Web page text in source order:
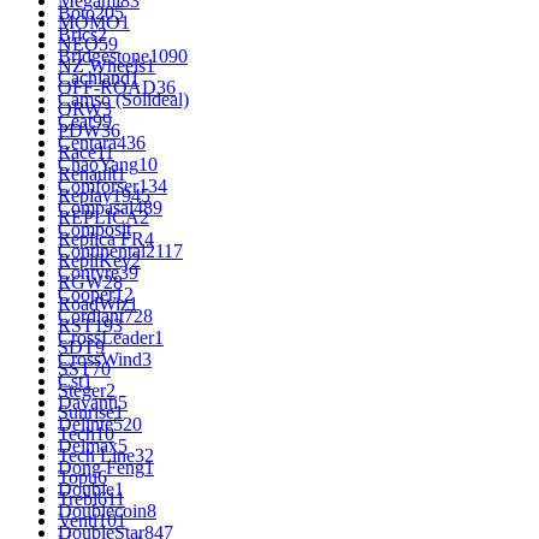
MOMO1
NEO59
NZ Wheels1
OFF-ROAD36
ORW3
PDW36
Race11
Renault1
Replay1945
REPLICA2
Replica FR4
RepliKey2
RGW28
RoadWiz1
RST193
SDT9
SST70
Steger2
Sunrise1
Tech10
Tech Line32
Topu6
Trebl611
Venti101
Boto205
Brics2
Bridgestone1090
Cachland1
Camso (Solideal)
Ceat99
Centara436
ChaoYang10
Comforser134
Compasal489
Composit
Continental2117
Contyre39
Cooper12
Cordiant728
CrossLeader1
CrossWind3
Cst1
Davanti5
Delinte520
Delmax5
Dong Feng1
Double1
Doublecoin8
DoubleStar847